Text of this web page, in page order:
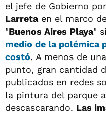
el jefe de Gobierno
Larretaen el marco
"Buenos Aires Playa"
medio de la polémica
costó. A menos de
punto, gran cantidad
publicados en redes
la pintura del parque
descascarando. Las